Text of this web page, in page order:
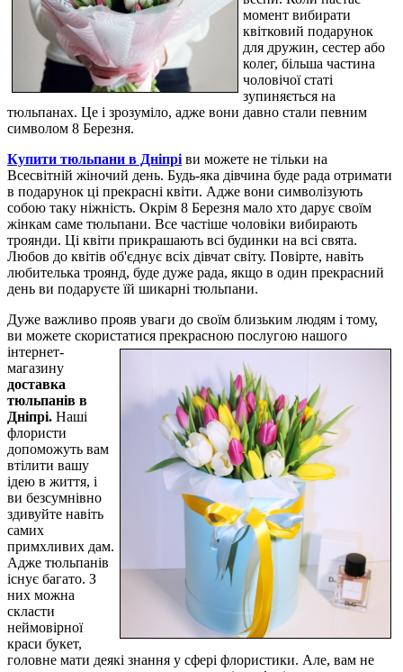
момент вибирати
квітковий подарунок
для дружин, сестер або
колег, більша частина
чоловічої статі
зупиняється на
тюльпанах. Це і зрозуміло, адже вони давно стали певним
символом 8 Березня.
Купити тюльпани в Дніпрі ви можете не тільки на
Всесвітній жіночий день. Будь-яка дівчина буде рада отримати
в подарунок ці прекрасні квіти. Адже вони символізують
собою таку ніжність. Окрім 8 Березня мало хто дарує своїм
жінкам саме тюльпани. Все частіше чоловіки вибирають
троянди. Ці квіти прикрашають всі будинки на всі свята.
Любов до квітів об'єднує всіх дівчат світу. Повірте, навіть
любителька троянд, буде дуже рада, якщо в один прекрасний
день ви подаруєте їй шикарні тюльпани.
Дуже важливо прояв уваги до своїм близьким людям і тому,
ви можете скористатися прекрасною послугою нашого
інтернет-
магазину
доставка
тюльпанів в
Дніпрі. Наші
флористи
допоможуть вам
втілити вашу
ідею в життя, і
ви безсумнівно
здивуйте навіть
самих
примхливих дам.
Адже тюльпанів
існує багато. З
них можна
скласти
неймовірної
краси букет,
головне мати деякі знання у сфері флористики. Але, вам не